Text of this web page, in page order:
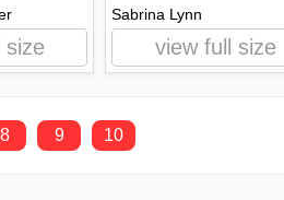
size
Sabrina Lynn
view full size
8 9 10